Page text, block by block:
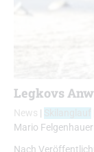
Legkovs
News |
Mario Felgenhauer